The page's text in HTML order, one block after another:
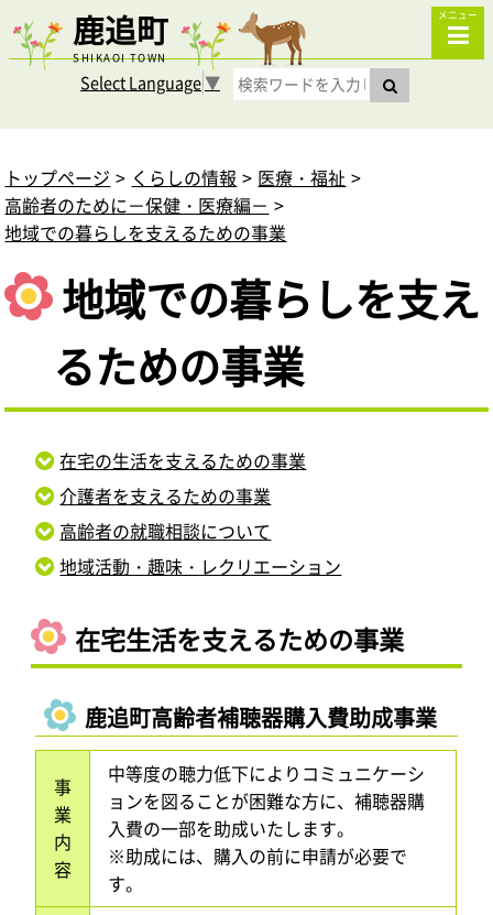
鹿追町
SHIKAOI TOWN
メニュー
Select Language▼
トップページ くらしの情報
医療・福祉
高齢者のために－保健・医療編－
地域での暮らしを支えるための事業
地域での暮らしを支え
るための事業
在宅の生活を支えるための事業
介護者を支えるための事業
高齢者の就職相談について
地域活動・趣味・レクリエーション
在宅生活を支えるための事業
鹿追町高齢者補聴器購入費助成事業
事
業
内
容
中等度の聴力低下によりコミュニケーシ
ョンを図ることが困難な方に、補聴器購
入費の一部を助成いたします。
※助成には、購入の前に申請が必要で
す。